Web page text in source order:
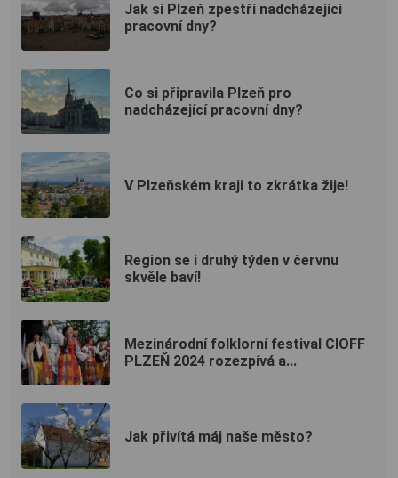
Jak si Plzeň zpestří nadcházející
pracovní dny?
Co si připravila Plzeň pro
nadcházející pracovní dny?
V Plzeňském kraji to zkrátka žije!
Region se i druhý týden v červnu
skvěle baví!
Mezinárodní folklorní festival CIOFF
PLZEŇ 2024 rozezpívá a...
Jak přivítá máj naše město?